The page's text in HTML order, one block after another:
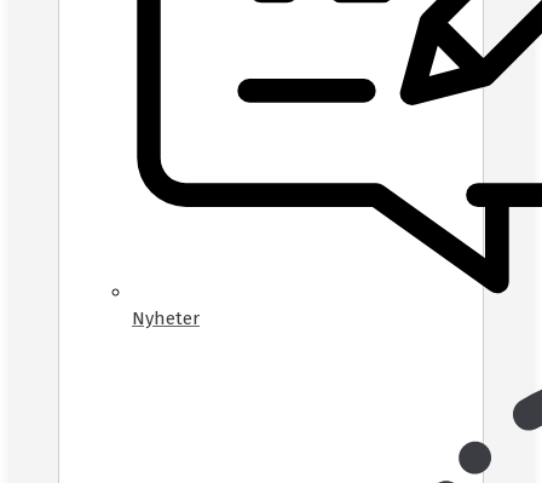
Nyheter